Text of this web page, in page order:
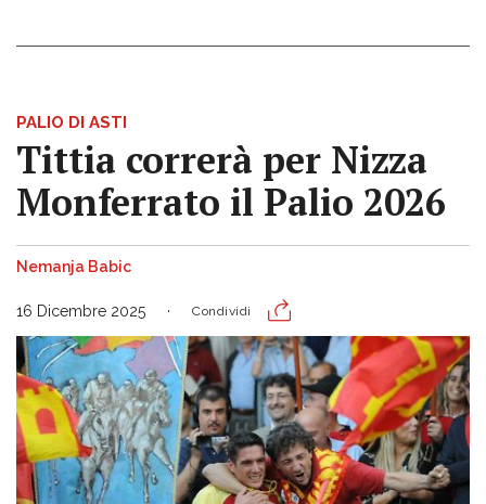
PALIO DI ASTI
Tittia correrà per Nizza
Monferrato il Palio 2026
Nemanja Babic
16 Dicembre 2025 Condividi